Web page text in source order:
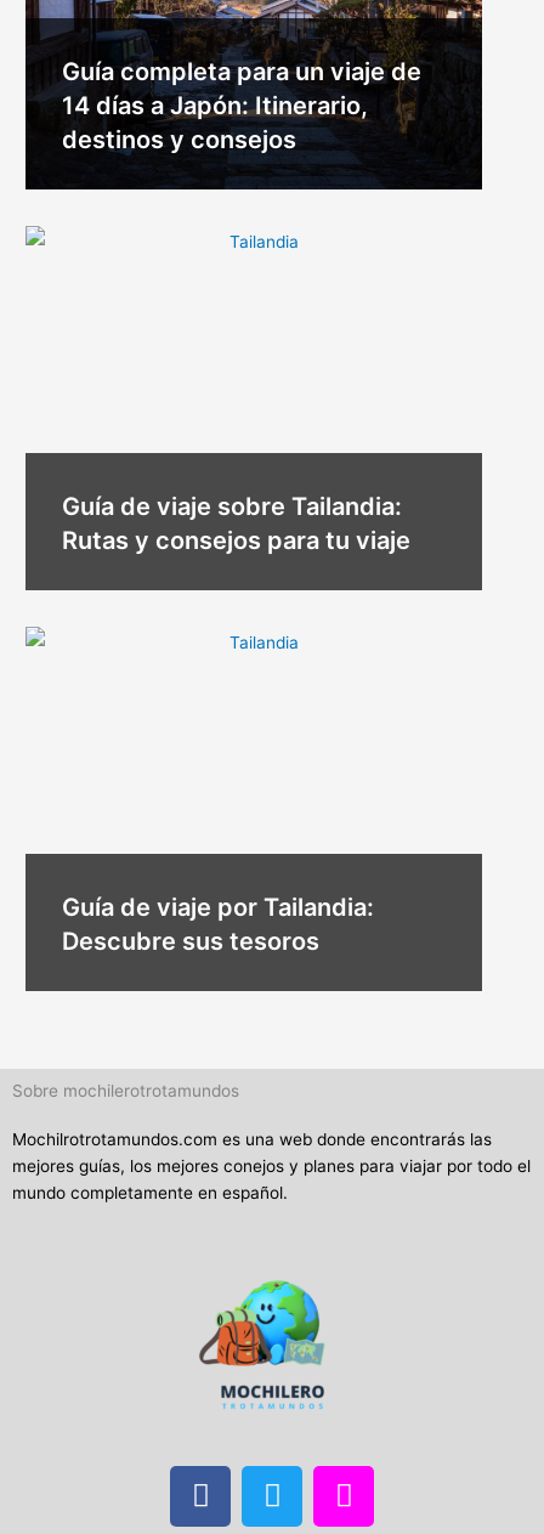
Guía completa para un viaje de
14 días a Japón: Itinerario,
destinos y consejos
Guía de viaje sobre Tailandia:
Rutas y consejos para tu viaje
Guía de viaje por Tailandia:
Descubre sus tesoros
Sobre mochilerotrotamundos
Mochilrotrotamundos.com es una web donde encontrarás las
mejores guías, los mejores conejos y planes para viajar por todo el
mundo completamente en español.
F
a
T
w
I
n